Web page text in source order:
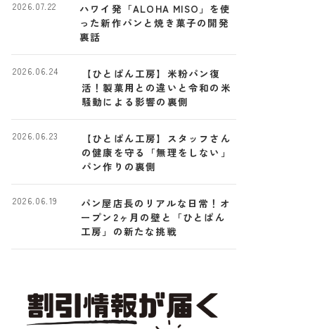
ハワイ発「ALOHA MISO」を使
った新作パンと焼き菓子の開発
裏話
2026.07.22
【ひとぱん工房】米粉パン復
活！製菓用との違いと令和の米
騒動による影響の裏側
2026.06.24
【ひとぱん工房】スタッフさん
の健康を守る「無理をしない」
パン作りの裏側
2026.06.23
パン屋店長のリアルな日常！オ
ープン2ヶ月の壁と「ひとぱん
工房」の新たな挑戦
2026.06.19